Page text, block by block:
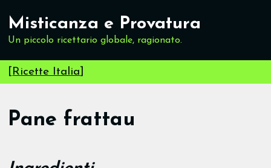
Misticanza e Provatura
Un piccolo ricettario globale, ragionato.
[Ricette Italia]
Pane frattau